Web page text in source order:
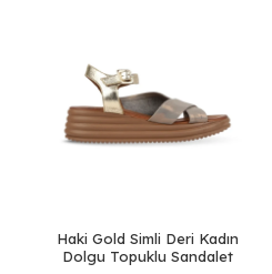
Haki Gold Simli Deri Kadın
Dolgu Topuklu Sandalet